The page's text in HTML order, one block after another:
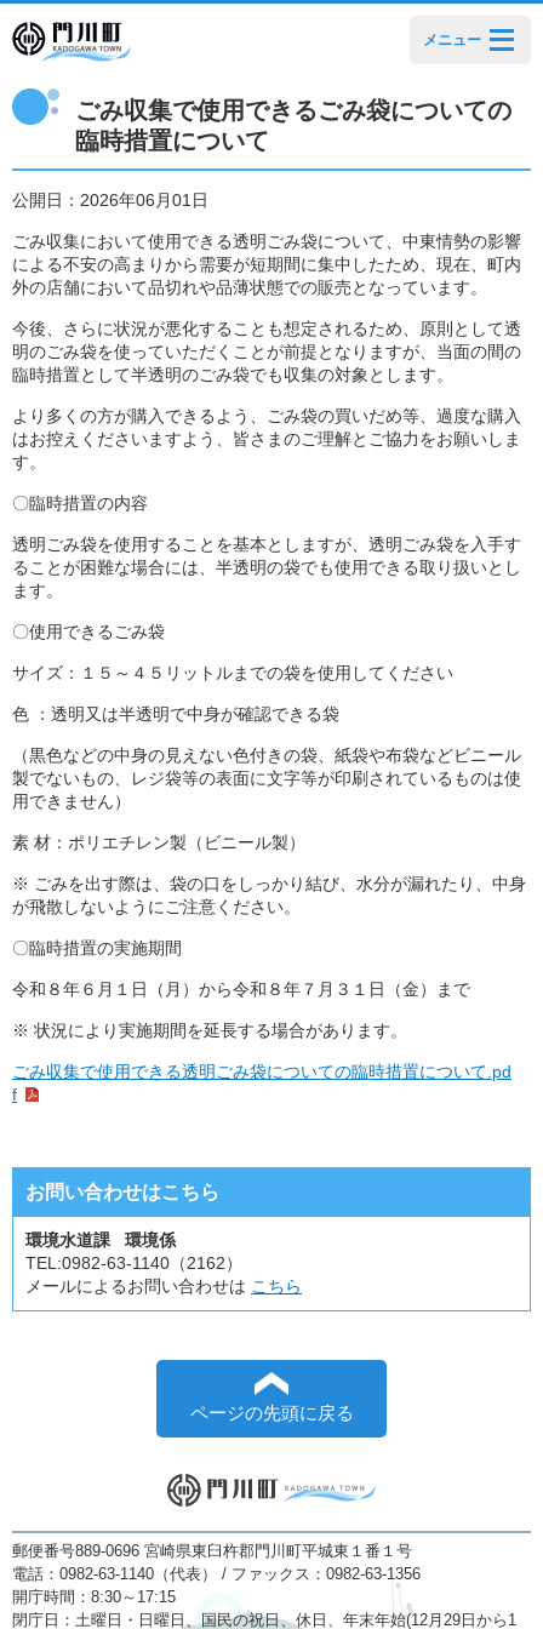
メニュー
ごみ収集で使用できるごみ袋についての
臨時措置について
公開日：2026年06月01日
ごみ収集において使用できる透明ごみ袋について、中東情勢の影響
による不安の高まりから需要が短期間に集中したため、現在、町内
外の店舗において品切れや品薄状態での販売となっています。
今後、さらに状況が悪化することも想定されるため、原則として透
明のごみ袋を使っていただくことが前提となりますが、当面の間の
臨時措置として半透明のごみ袋でも収集の対象とします。
より多くの方が購入できるよう、ごみ袋の買いだめ等、過度な購入
はお控えくださいますよう、皆さまのご理解とご協力をお願いしま
す。
〇臨時措置の内容
透明ごみ袋を使用することを基本としますが、透明ごみ袋を入手す
ることが困難な場合には、半透明の袋でも使用できる取り扱いとし
ます。
〇使用できるごみ袋
サイズ：１５～４５リットルまでの袋を使用してください
色 ：透明又は半透明で中身が確認できる袋
（黒色などの中身の見えない色付きの袋、紙袋や布袋などビニール
製でないもの、レジ袋等の表面に文字等が印刷されているものは使
用できません）
素 材：ポリエチレン製（ビニール製）
※ ごみを出す際は、袋の口をしっかり結び、水分が漏れたり、中身
が飛散しないようにご注意ください。
〇臨時措置の実施期間
令和８年６月１日（月）から令和８年７月３１日（金）まで
※ 状況により実施期間を延長する場合があります。
ごみ収集で使用できる透明ごみ袋についての臨時措置について.pd
f
お問い合わせはこちら
環境水道課 環境係
TEL:0982-63-1140（2162）
メールによるお問い合わせは こちら
ページの先頭に戻る
郵便番号889-0696 宮崎県東臼杵郡門川町平城東１番１号
電話：0982-63-1140（代表） / ファックス：0982-63-1356
開庁時間：8:30～17:15
閉庁日：土曜日・日曜日、国民の祝日、休日、年末年始(12月29日から1